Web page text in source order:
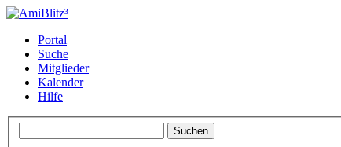
Portal
Suche
Mitglieder
Kalender
Hilfe